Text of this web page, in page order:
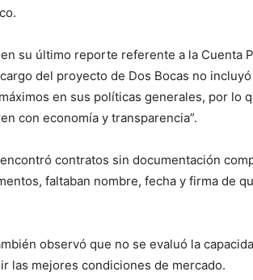
su último reporte referente a la Cuenta
del proyecto de Dos Bocas no
en sus políticas generales, por lo
con economía y transparencia”.
contratos sin documentación
faltaban nombre, fecha y firma de
observó que no se evaluó la
las mejores condiciones de mercado.